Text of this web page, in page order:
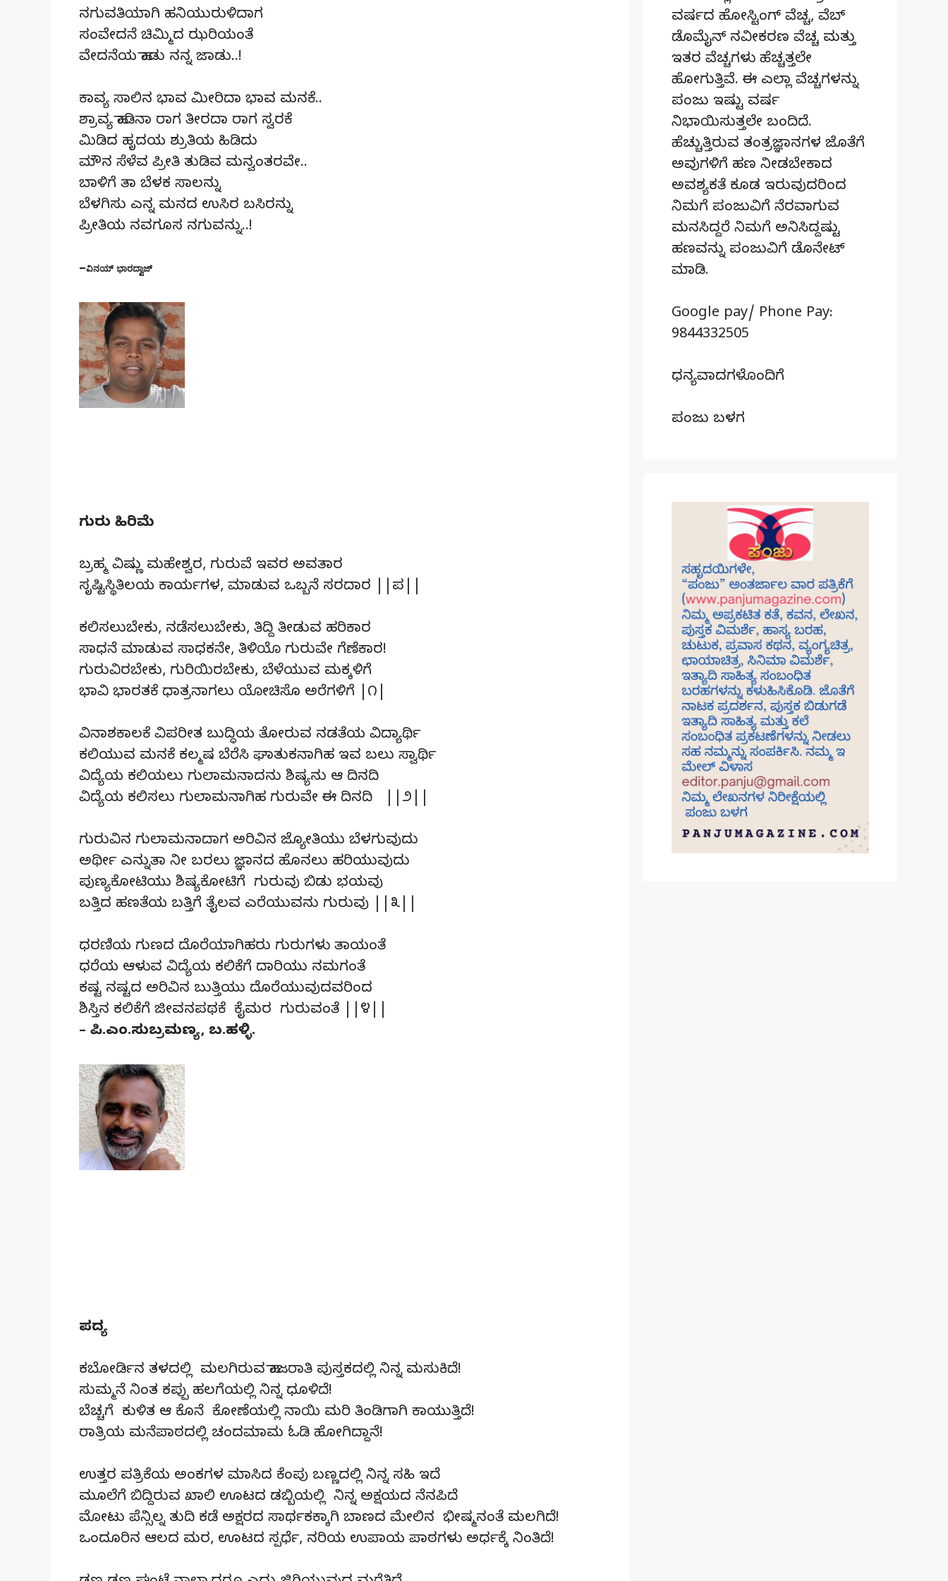
ನಗುವತಿಯಾಗಿ ಹನಿಯುರುಳಿದಾಗ
ಸಂವೇದನೆ ಚಿಮ್ಮಿದ ಝರಿಯಂತೆ
ವೇದನೆಯ ಹಾಡು ನನ್ನ ಜಾಡು..!
ಕಾವ್ಯ ಸಾಲಿನ ಭಾವ ಮೀರಿದಾ ಭಾವ ಮನಕೆ..
ಶ್ರಾವ್ಯ ಹಾಡಿನಾ ರಾಗ ತೀರದಾ ರಾಗ ಸ್ವರಕೆ
ಮಿಡಿದ ಹೃದಯ ಶ್ರುತಿಯ ಹಿಡಿದು
ಮೌನ ಸೆಳೆವ ಪ್ರೀತಿ ತುಡಿವ ಮನ್ವಂತರವೇ..
ಬಾಳಿಗೆ ತಾ ಬೆಳಕ ಸಾಲನ್ನು
ಬೆಳಗಿಸು ಎನ್ನ ಮನದ ಉಸಿರ ಬಸಿರನ್ನು
ಪ್ರೀತಿಯ ನವಗೂಸ ನಗುವನ್ನು..!
–ವಿನಯ್ ಭಾರದ್ವಾಜ್
ಗುರು ಹಿರಿಮೆ
ಬ್ರಹ್ಮ ವಿಷ್ಣು ಮಹೇಶ್ವರ, ಗುರುವೆ ಇವರ ಅವತಾರ
ಸೃಷ್ಟಿಸ್ಥಿತಿಲಯ ಕಾರ್ಯಗಳ, ಮಾಡುವ ಒಬ್ಬನೆ ಸರದಾರ ||ಪ||
ಕಲಿಸಲುಬೇಕು, ನಡೆಸಲುಬೇಕು, ತಿದ್ದಿ ತೀಡುವ ಹರಿಕಾರ
ಸಾಧನೆ ಮಾಡುವ ಸಾಧಕನೇ, ತಿಳಿಯೊ ಗುರುವೇ ಗೆಣೆಕಾರ!
ಗುರುವಿರಬೇಕು, ಗುರಿಯಿರಬೇಕು, ಬೆಳೆಯುವ ಮಕ್ಕಳಿಗೆ
ಭಾವಿ ಭಾರತಕೆ ಧಾತ್ರನಾಗಲು ಯೋಚಿಸೊ ಅರೆಗಳಿಗೆ |೧|
ವಿನಾಶಕಾಲಕೆ ವಿಪರೀತ ಬುದ್ಧಿಯ ತೋರುವ ನಡತೆಯ ವಿದ್ಯಾರ್ಥಿ
ಕಲಿಯುವ ಮನಕೆ ಕಲ್ಮಷ ಬೆರೆಸಿ ಘಾತುಕನಾಗಿಹ ಇವ ಬಲು ಸ್ವಾರ್ಥಿ
ವಿದ್ಯೆಯ ಕಲಿಯಲು ಗುಲಾಮನಾದನು ಶಿಷ್ಯನು ಆ ದಿನದಿ
ವಿದ್ಯೆಯ ಕಲಿಸಲು ಗುಲಾಮನಾಗಿಹ ಗುರುವೇ ಈ ದಿನದಿ ||೨||
ಗುರುವಿನ ಗುಲಾಮನಾದಾಗ ಅರಿವಿನ ಜ್ಯೋತಿಯು ಬೆಳಗುವುದು
ಅರ್ಥೀ ಎನ್ನುತಾ ನೀ ಬರಲು ಜ್ಞಾನದ ಹೊನಲು ಹರಿಯುವುದು
ಪುಣ್ಯಕೋಟಿಯು ಶಿಷ್ಯಕೋಟಿಗೆ ಗುರುವು ಬಿಡು ಭಯವು
ಬತ್ತಿದ ಹಣತೆಯ ಬತ್ತಿಗೆ ತೈಲವ ಎರೆಯುವನು ಗುರುವು ||೩||
ಧರಣಿಯ ಗುಣದ ದೊರೆಯಾಗಿಹರು ಗುರುಗಳು ತಾಯಂತೆ
ಧರೆಯ ಆಳುವ ವಿದ್ಯೆಯ ಕಲಿಕೆಗೆ ದಾರಿಯು ನಮಗಂತೆ
ಕಷ್ಟ ನಷ್ಟದ ಅರಿವಿನ ಬುತ್ತಿಯು ದೊರೆಯುವುದವರಿಂದ
ಶಿಸ್ತಿನ ಕಲಿಕೆಗೆ ಜೀವನಪಥಕೆ ಕೈಮರ ಗುರುವಂತೆ ||೪||
– ಪಿ.ಎಂ.ಸುಬ್ರಮಣ್ಯ, ಬ.ಹಳ್ಳಿ.
ಪದ್ಯ
ಕಬೋರ್ಡಿನ ತಳದಲ್ಲಿ ಮಲಗಿರುವ ಹಾಜರಾತಿ ಪುಸ್ತಕದಲ್ಲಿ ನಿನ್ನ ಮಸುಕಿದೆ!
ಸುಮ್ಮನೆ ನಿಂತ ಕಪ್ಪು ಹಲಗೆಯಲ್ಲಿ ನಿನ್ನ ಧೂಳಿದೆ!
ಬೆಚ್ಚಗೆ ಕುಳಿತ ಆ ಕೊನೆ ಕೋಣೆಯಲ್ಲಿ ನಾಯಿ ಮರಿ ತಿಂಡಿಗಾಗಿ ಕಾಯುತ್ತಿದೆ!
ರಾತ್ರಿಯ ಮನೆಪಾಠದಲ್ಲಿ ಚಂದಮಾಮ ಓಡಿ ಹೋಗಿದ್ದಾನೆ!
ಉತ್ತರ ಪತ್ರಿಕೆಯ ಅಂಕಗಳ ಮಾಸಿದ ಕೆಂಪು ಬಣ್ಣದಲ್ಲಿ ನಿನ್ನ ಸಹಿ ಇದೆ
ಮೂಲೆಗೆ ಬಿದ್ದಿರುವ ಖಾಲಿ ಊಟದ ಡಬ್ಬಿಯಲ್ಲಿ ನಿನ್ನ ಅಕ್ಷಯದ ನೆನಪಿದೆ
ಮೋಟು ಪೆನ್ಸಿಲ್ನ ತುದಿ ಕಡೆ ಅಕ್ಷರದ ಸಾರ್ಥಕಕ್ಕಾಗಿ ಬಾಣದ ಮೇಲಿನ ಭೀಷ್ಮನಂತೆ ಮಲಗಿದೆ!
ಒಂದೂರಿನ ಆಲದ ಮರ, ಊಟದ ಸ್ಪರ್ಧೆ, ನರಿಯ ಉಪಾಯ ಪಾಠಗಳು ಅರ್ಧಕ್ಕೆ ನಿಂತಿದೆ!
ವರ್ಷದ ಹೋಸ್ಟಿಂಗ್‌ ವೆಚ್ಚ, ವೆಬ್‌
ಡೊಮೈನ್‌ ನವೀಕರಣ ವೆಚ್ಚ ಮತ್ತು
ಇತರ ವೆಚ್ಚಗಳು ಹೆಚ್ಚತ್ತಲೇ
ಹೋಗುತ್ತಿವೆ. ಈ ಎಲ್ಲಾ ವೆಚ್ಚಗಳನ್ನು
ಪಂಜು ಇಷ್ಟು ವರ್ಷ
ನಿಭಾಯಿಸುತ್ತಲೇ ಬಂದಿದೆ.
ಹೆಚ್ಚುತ್ತಿರುವ ತಂತ್ರಜ್ಞಾನಗಳ ಜೊತೆಗೆ
ಅವುಗಳಿಗೆ ಹಣ ನೀಡಬೇಕಾದ
ಅವಶ್ಯಕತೆ ಕೂಡ ಇರುವುದರಿಂದ
ನಿಮಗೆ ಪಂಜುವಿಗೆ ನೆರವಾಗುವ
ಮನಸಿದ್ದರೆ ನಿಮಗೆ ಅನಿಸಿದ್ದಷ್ಟು
ಹಣವನ್ನು ಪಂಜುವಿಗೆ ಡೊನೇಟ್‌
ಮಾಡಿ.
Google pay/ Phone Pay:
9844332505
ಧನ್ಯವಾದಗಳೊಂದಿಗೆ
ಪಂಜು ಬಳಗ